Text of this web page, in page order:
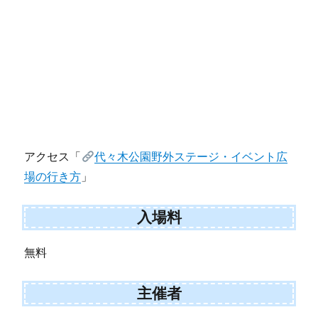
アクセス「
代々木公園野外ステージ・イベント広
場の行き方 」
入場料
無料
主催者